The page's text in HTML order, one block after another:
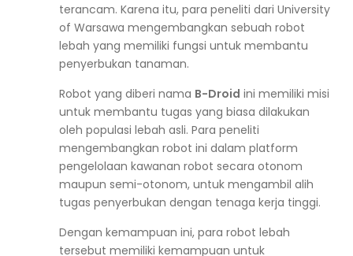
terancam. Karena itu, para peneliti dari University
of Warsawa mengembangkan sebuah robot
lebah yang memiliki fungsi untuk membantu
penyerbukan tanaman.
Robot yang diberi nama B-Droid ini memiliki misi
untuk membantu tugas yang biasa dilakukan
oleh populasi lebah asli. Para peneliti
mengembangkan robot ini dalam platform
pengelolaan kawanan robot secara otonom
maupun semi-otonom, untuk mengambil alih
tugas penyerbukan dengan tenaga kerja tinggi.
Dengan kemampuan ini, para robot lebah
tersebut memiliki kemampuan untuk